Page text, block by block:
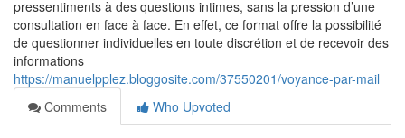
pressentiments à des questions intimes, sans la pression d’une
consultation en face à face. En effet, ce format offre la possibilité
de questionner individuelles en toute discrétion et de recevoir des
informations
https://manuelpplez.bloggosite.com/37550201/voyance-par-mail
Comments
Who Upvoted